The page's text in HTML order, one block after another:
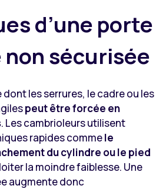
d’une porte
non sécurisée
dont les serrures, le cadre ou les
peut être forcée en
. Les cambrioleurs utilisent
rapides commele
du cylindre ou le pied
la moindre faiblesse. Une
augmente donc